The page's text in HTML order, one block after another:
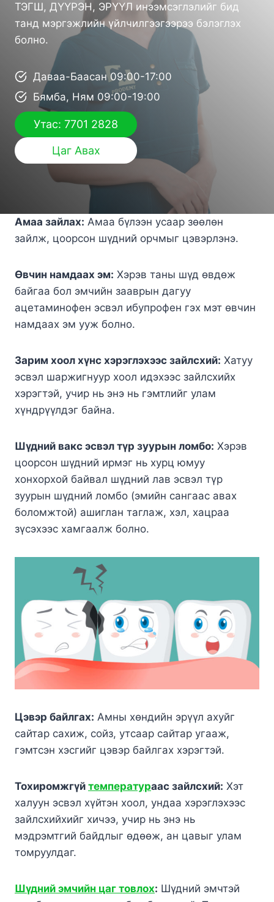
ТЭГШ, ДҮҮРЭН, ЭРҮҮЛ инээмсэглэлийг бид
танд мэргэжлийн үйлчилгээгээрээ бэлэглэх
болно.
Даваа-Баасан 09:00-17:00
Бямба, Ням 09:00-19:00
Утас: 7701 2828
Цаг Авах
Амаа зайлах: Амаа бүлээн усаар зөөлөн
зайлж, цоорсон шүдний орчмыг цэвэрлэнэ.
Өвчин намдаах эм: Хэрэв таны шүд өвдөж
байгаа бол эмчийн зааврын дагуу
ацетаминофен эсвэл ибупрофен гэх мэт өвчин
намдаах эм ууж болно.
Зарим хоол хүнс хэрэглэхээс зайлсхий: Хатуу
эсвэл шаржигнуур хоол идэхээс зайлсхийх
хэрэгтэй, учир нь энэ нь гэмтлийг улам
хүндрүүлдэг байна.
Шүдний вакс эсвэл түр зуурын ломбо: Хэрэв
цоорсон шүдний ирмэг нь хурц юмуу
хонхорхой байвал шүдний лав эсвэл түр
зуурын шүдний ломбо (эмийн сангаас авах
боломжтой) ашиглан таглаж, хэл, хацраа
зүсэхээс хамгаалж болно.
Цэвэр байлгах: Амны хөндийн эрүүл ахуйг
сайтар сахиж, сойз, утсаар сайтар угааж,
гэмтсэн хэсгийг цэвэр байлгах хэрэгтэй.
Тохиромжгүй температураас зайлсхий: Хэт
халуун эсвэл хүйтэн хоол, ундаа хэрэглэхээс
зайлсхийхийг хичээ, учир нь энэ нь
мэдрэмтгий байдлыг өдөөж, ан цавыг улам
томруулдаг.
Шүдний эмчийн цаг товлох: Шүдний эмчтэй